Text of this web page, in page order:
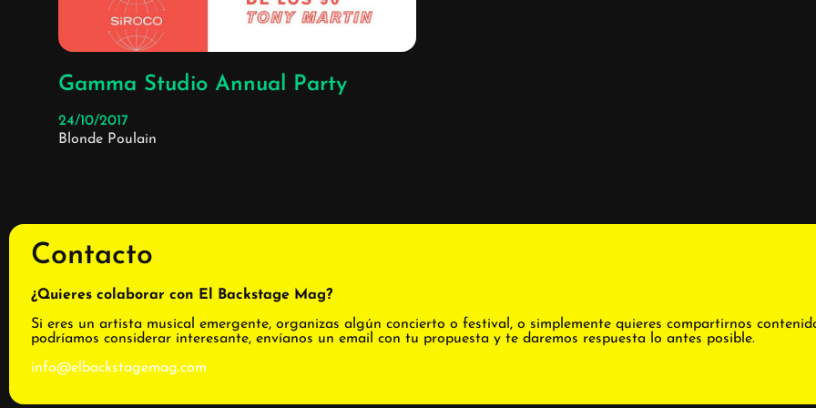
Gamma Studio Annual Party
24/10/2017
Blonde Poulain
Contacto
¿Quieres colaborar con El Backstage Mag?
Si eres un artista musical emergente, organizas algún concierto o festival, o simplemente quieres compartirnos
podríamos considerar interesante, envíanos un email con tu propuesta y te daremos respuesta lo antes posible.
info@elbackstagemag.com